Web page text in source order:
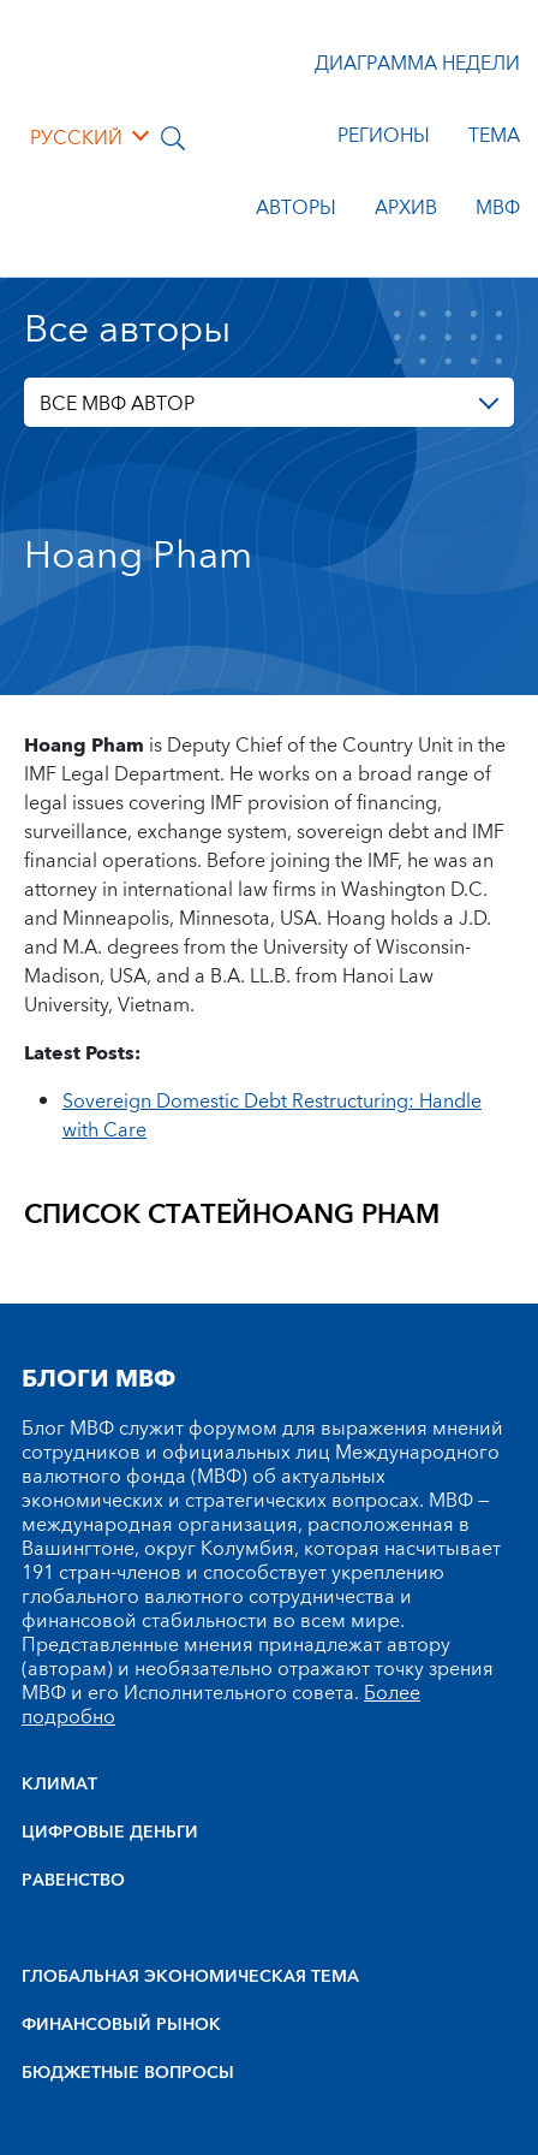
РУССКИЙ
ДИАГРАММА НЕДЕЛИ
РЕГИОНЫ ТЕМА
АВТОРЫ АРХИВ МВФ
Все авторы
ВСЕ МВФ АВТОР
Hoang Pham
Hoang Pham is Deputy Chief of the Country Unit in the
IMF Legal Department. He works on a broad range of
legal issues covering IMF provision of financing,
surveillance, exchange system, sovereign debt and IMF
financial operations. Before joining the IMF, he was an
attorney in international law firms in Washington D.C.
and Minneapolis, Minnesota, USA. Hoang holds a J.D.
and M.A. degrees from the University of Wisconsin-
Madison, USA, and a B.A. LL.B. from Hanoi Law
University, Vietnam.
Latest Posts:
Sovereign Domestic Debt Restructuring: Handle
with Care
СПИСОК СТАТЕЙHOANG PHAM
БЛОГИ МВФ
Блог МВФ служит форумом для выражения мнений
сотрудников и официальных лиц Международного
валютного фонда (МВФ) об актуальных
экономических и стратегических вопросах. МВФ —
международная организация, расположенная в
Вашингтоне, округ Колумбия, которая насчитывает
191 стран-членов и способствует укреплению
глобального валютного сотрудничества и
финансовой стабильности во всем мире.
Представленные мнения принадлежат автору
(авторам) и необязательно отражают точку зрения
МВФ и его Исполнительного совета.Более
подробно
КЛИМАТ
ЦИФРОВЫЕ ДЕНЬГИ
РАВЕНСТВО
ГЛОБАЛЬНАЯ ЭКОНОМИЧЕСКАЯ ТЕМА
ФИНАНСОВЫЙ РЫНОК
БЮДЖЕТНЫЕ ВОПРОСЫ